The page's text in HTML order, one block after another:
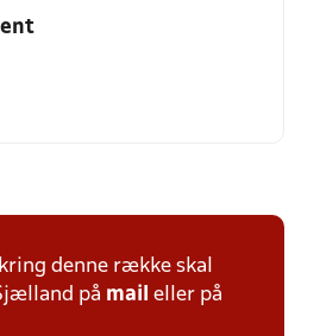
denne række skal
på mail eller på